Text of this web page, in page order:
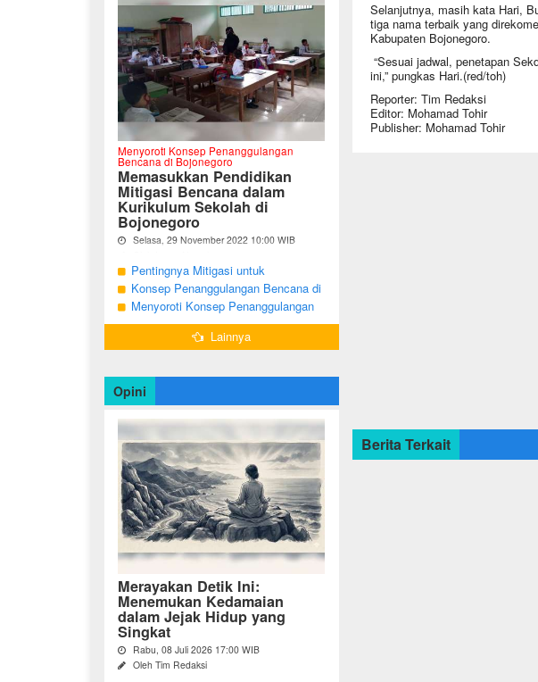
Selanjutnya, masih kata Hari,
tiga nama terbaik yang
Kabupaten Bojonegoro.
“Sesuai jadwal, penetapan
ini,” pungkas Hari.(red/toh)
Reporter: Tim Redaksi
Editor: Mohamad Tohir
Publisher: Mohamad Tohir
Berita Terkait
Menyoroti Konsep Penanggulangan
Bencana di Bojonegoro
Memasukkan Pendidikan
Mitigasi Bencana dalam
Kurikulum Sekolah di
Bojonegoro
Selasa, 29 November 2022 10:00 WIB
"Berdasarkan Undang-undang Nomor 24
Tahun 2007, tentang Penanggulangan
Bencana, Pemerintah dan Pemerintah
Daerah menjadi penanggung jawab
dalam penyelenggaraan
penanggulangan bencana. ...
Pentingnya Mitigasi untuk
Mengurangi Risiko Bencana di
Bojonegoro
Konsep Penanggulangan Bencana di
Bojonegoro Masih Mengutamakan
Tanggap Darurat
Menyoroti Konsep Penanggulangan
Bencana di Kabupaten Bojonegoro
Lainnya
Opini
Merayakan Detik Ini:
Menemukan Kedamaian
dalam Jejak Hidup yang
Singkat
Rabu, 08 Juli 2026 17:00 WIB
Oleh Tim Redaksi